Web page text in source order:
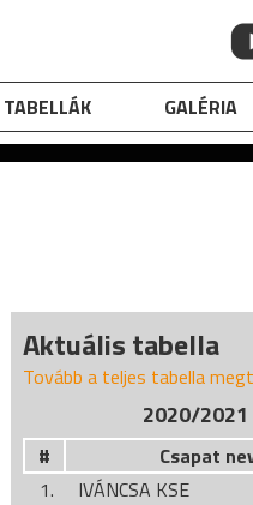
TABELLÁK GALÉRIA
Aktuális tabella
Tovább a teljes tabella
2020/2021
# Csapat
1.
IVÁNCSA KSE